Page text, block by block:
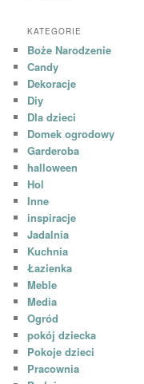
KATEGORIE
Boże Narodzenie
Candy
Dekoracje
Diy
Dla dzieci
Domek ogrodowy
Garderoba
halloween
Hol
Inne
inspiracje
Jadalnia
Kuchnia
Łazienka
Meble
Media
Ogród
pokój dziecka
Pokoje dzieci
Pracownia